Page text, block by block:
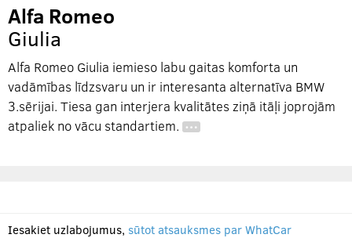
Alfa Romeo
Giulia
Alfa Romeo Giulia iemieso labu gaitas komforta un
vadāmības līdzsvaru un ir interesanta alternatīva BMW
3.sērijai. Tiesa gan interjera kvalitātes ziņā itāļi joprojām
atpaliek no vācu standartiem. …
Iesakiet uzlabojumus, sūtot atsauksmes par WhatCar